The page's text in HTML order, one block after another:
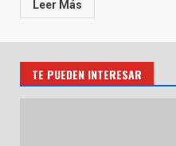
Leer Más
TE PUEDEN INTERESAR